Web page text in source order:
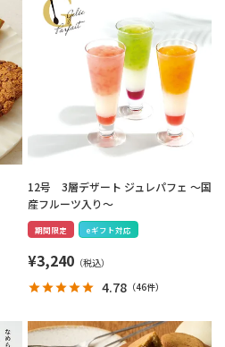
12号 3層デザート ジュレパフェ ～国
産フルーツ入り～
期間限定 eギフト対応
¥3,240
4.78 （46件）